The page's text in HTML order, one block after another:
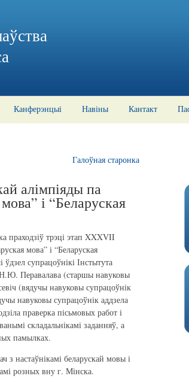
Канферэнцыі Навіны Кантакт
Галоўная старонка
алімпіяды па
і “Беларуская
праходзіў трэці этап XXXVII
мова” і “Беларуская
супрацоўнікі Інстытута
Н.Ю. Перавалава (старшы навуковы
(вядучы навуковы супрацоўнік
навуковы супрацоўнік аддзела
праверка пісьмовых работ і
складальнікамі заданняў, а
памылках.
з настаўнікамі беларускай мовы і
розных вну г. Мінска.